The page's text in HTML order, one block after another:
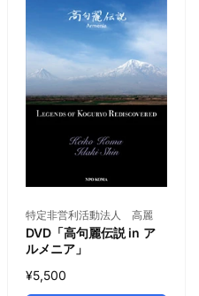
特定非営利活動法人 高麗
DVD「高句麗伝説 in ア
ルメニア」
¥5,500